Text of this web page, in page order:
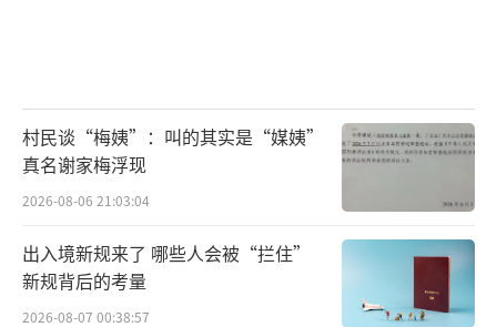
村民谈“梅姨”：叫的其实是“媒姨”
真名谢家梅浮现
2026-08-06 21:03:04
出入境新规来了 哪些人会被“拦住”
新规背后的考量
2026-08-07 00:38:57